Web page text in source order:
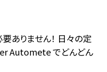
ありません！ 日々の定
Automete でどんどん